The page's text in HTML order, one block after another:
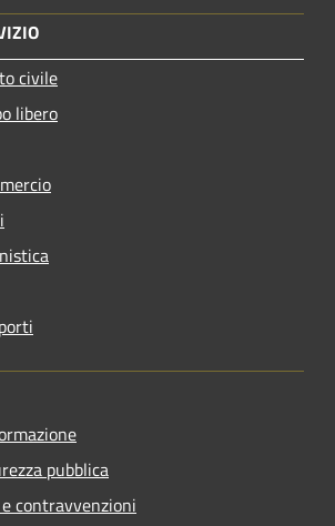
civile
libero
pubblica
contravvenzioni